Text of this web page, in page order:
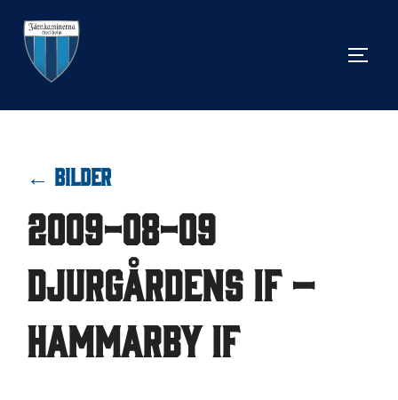
innehåll
← BILDER
2009-08-09
Djurgårdens IF –
Hammarby IF